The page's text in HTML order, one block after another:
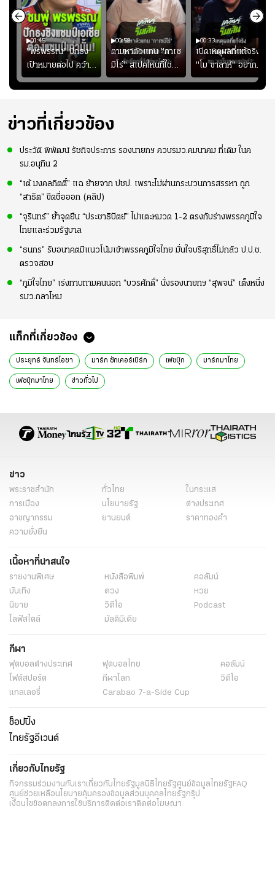
01:45
"พรพรรณ" ปักธง
เป้าหมายต่อไป คว้า
แชมป์ชิงแชมป์
เอเชีย เพื่อตั๋ว
00:58
ตามหาตัวแทน "กาเซ
มีโร่" สเปคไหนที่ใช่
สำหรับแมนยูยุค
"คาร์ริค 2.0"?
00:33
เปิดเหตุผลที่แท้จริงที่
"โม ซาลาห์" อยาก
ย้ายซบ "แทร็บซอนส
ปอร์"
ข่าวที่เกี่ยวข้อง
ประวัติ พิพัฒน์ รัชกิจประการ รองนายกฯ ควบรมว.คมนาคม ที่เดิม ในค
รม.อนุทิน 2
“เต้ มงคลกิตติ์” แฉ ย้ายจาก ปชป. เพราะไม่ผ่านกระบวนการสรรหา ถูก
“สาธิต” ขีดชื่อออก (คลิป)
“จุรินทร์” ย้ำจุดยืน “ประชาธิปัตย์” ไม่แตะหมวด 1-2 ตรงกับร่างพรรคภูมิใจ
ไทยและร่วมรัฐบาล
“ธนกร” รับอนาคตมีแนวโน้มเข้าพรรคภูมิใจไทย มั่นใจบริสุทธิ์ไม่กลัว ป.ป.ช.
ตรวจสอบ
“ภูมิใจไทย” เร่งทาบทามคนนอก “บวรศักดิ์” นั่งรองนายกฯ “สุพจน์” เต็งหนึ่ง
รมว.กลาโหม
แท็กที่เกี่ยวข้อง
ประยุทธ์ จันทร์โอชา มาร์ก ซักเคอร์เบิร์ก เฟซบุ๊ก มาร์กมาไทย
เฟซบุ๊กมาไทย ข่าวทั่วไป
ข่าว
พระราชสำนัก ทั่วไทย
ในกระแส
การเมือง
นโยบายรัฐ
ต่างประเทศ
อาชญากรรม
ยานยนต์
ราคาทองคำ
ความยั่งยืน
เนื้อหาที่น่าสนใจ
รายงานพิเศษ หนังสือพิมพ์
คอลัมน์
บันเทิง
ดวง
หวย
นิยาย
วิดีโอ
Podcast
ไลฟ์สไตล์
มัลติมีเดีย
กีฬา
ฟุตบอลต่่างประเทศ ฟุตบอลไทย
คอลัมน์
ไฟต์สปอร์ต
กีฬาโลก
วิดีโอ
แกลเลอรี่
Carabao 7-a-Side Cup
ช็อปปิ้ง
ไทยรัฐอีเวนต์
เกี่ยวกับไทยรัฐ
กิจกรรมร่วมงานกับเราเกี่ยวกับไทยรัฐมูลนิธิไทยรัฐศูนย์ข้อมูลไทยรัฐFAQ
ศูนย์ช่วยเหลือนโยบายคุ้มครองข้อมูลส่วนบุคคลไทยรัฐกรุ๊ป
เงื่อนไขข้อตกลงการใช้บริการติดต่อเราติดต่อโฆษณา